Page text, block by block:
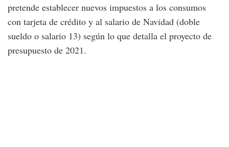
pretende establecer nuevos impuestos a los consumos
con tarjeta de crédito y al salario de Navidad (doble
sueldo o salario 13) según lo que detalla el proyecto de
presupuesto de 2021.